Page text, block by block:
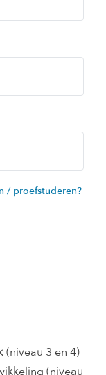
/ proefstuderen?
(niveau 3 en 4)
(niveau